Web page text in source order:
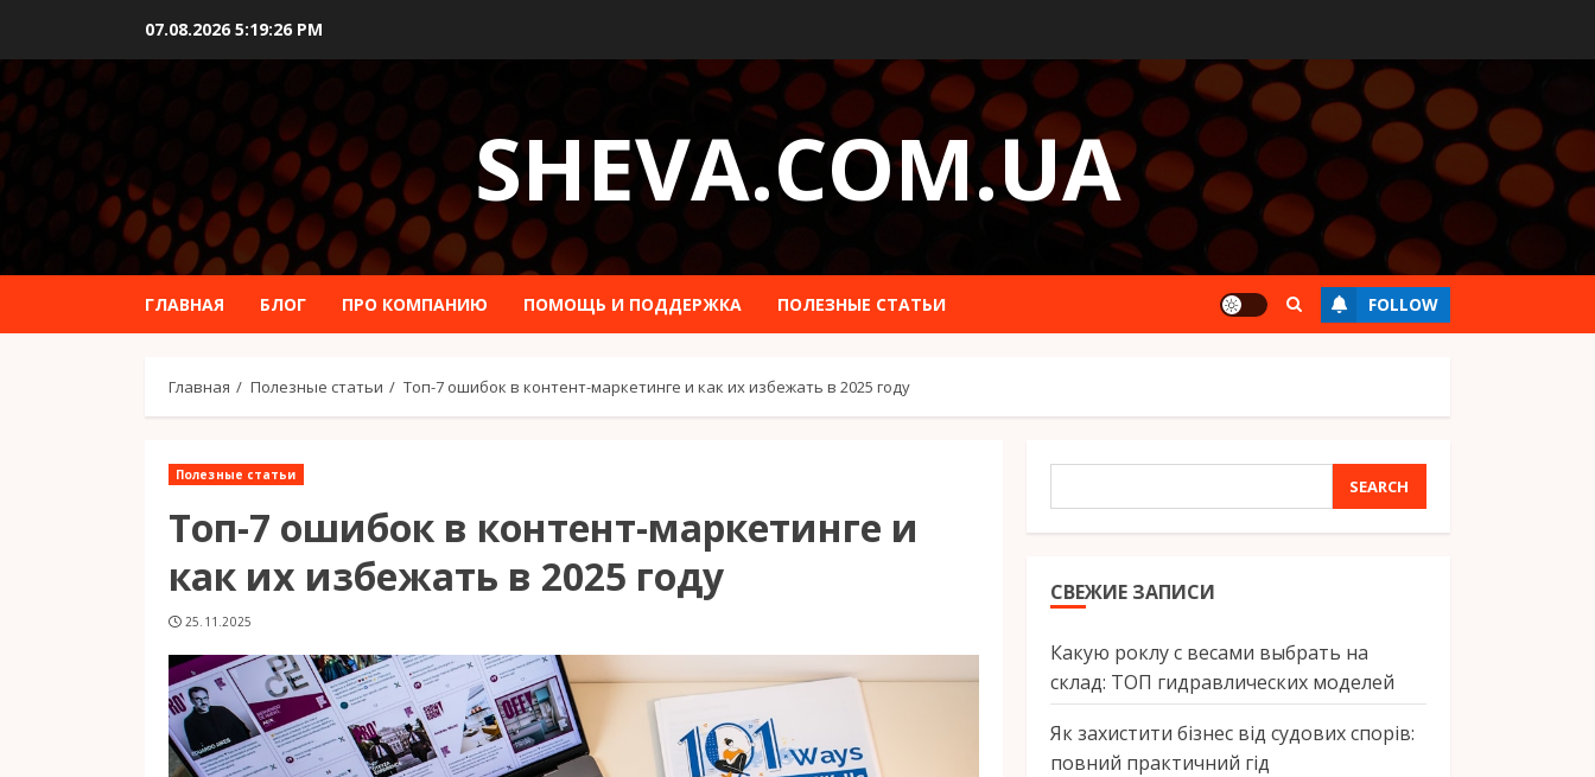
содержимому
07.08.2026 5:19:27 PM
SHEVA.COM.UA
ГЛАВНАЯ БЛОГ ПРО КОМПАНИЮ ПОМОЩЬ И ПОДДЕРЖКА ПОЛЕЗНЫЕ СТАТЬИ FOLLOW
Главная Полезные статьи Топ-7 ошибок в контент-маркетинге и как их избежать в 2025 году
Полезные статьи
Топ-7 ошибок в контент-маркетинге и
как их избежать в 2025 году
25.11.2025
SEARCH
СВЕЖИЕ ЗАПИСИ
Какую роклу с весами выбрать на
склад: ТОП гидравлических моделей
Як захистити бізнес від судових спорів:
повний практичний гід